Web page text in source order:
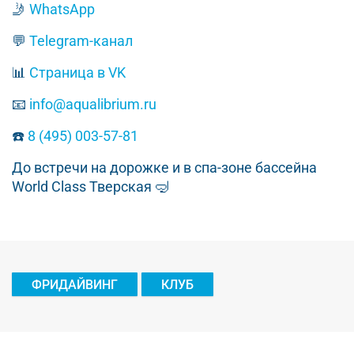
🤳 WhatsApp
💬 Telegram-канал
📊 Страница в VK
📧 info@aqualibrium.ru
☎️ 8 (495) 003-57-81
До встречи на дорожке и в спа-зоне бассейна
World Class Тверская 🤿
ФРИДАЙВИНГ КЛУБ